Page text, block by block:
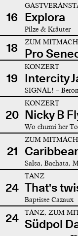
16 Explora
Pilze & Kräuter
18 ZUM
Pro
19
KONZERT
Intercity
SIGNAL! –
20
KONZERT
Nicky B
Wo chumi her
21
ZUM
Salsa, Bachata,
24
TANZ
That's
Baptiste Cazaux
24 TANZ, ZUM
Südpol